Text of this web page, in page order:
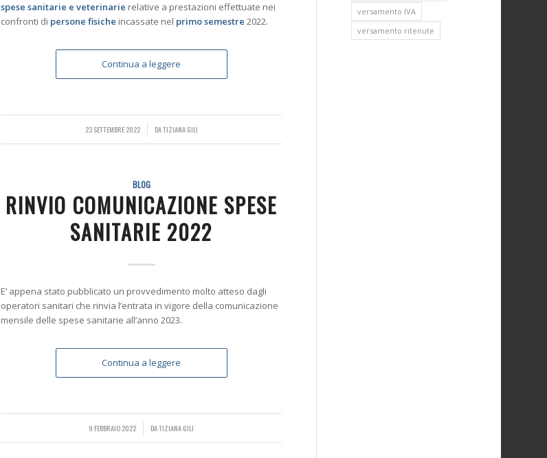
spese sanitarie e veterinarie relative a prestazioni effettuate nei
confronti di persone fisiche incassate nel primo semestre 2022.
Continua a leggere
23 SETTEMBRE 2022
/ DATIZIANA GILI
BLOG
RINVIO COMUNICAZIONE SPESE
SANITARIE 2022
E’ appena stato pubblicato un provvedimento molto atteso dagli
operatori sanitari che rinvia l’entrata in vigore della comunicazione
mensile delle spese sanitarie all’anno 2023.
Continua a leggere
9 FEBBRAIO 2022
/ DATIZIANA GILI
versamento IVA
versamento ritenute